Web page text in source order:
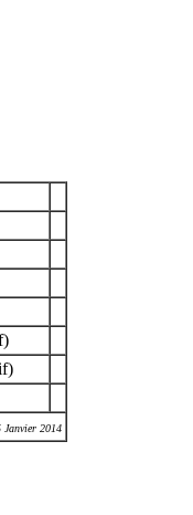
Janvier 2014